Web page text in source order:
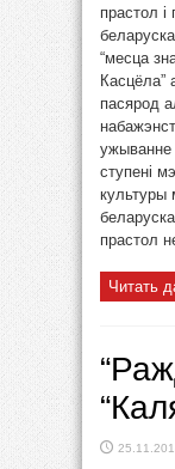
прастол
“месца
Касцёла”
пасярод
ужыванне
ступені
культуры
прастол
Читать